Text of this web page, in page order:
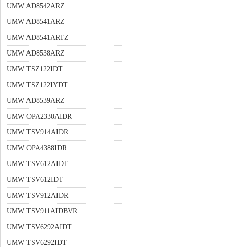
UMW AD8542ARZ
UMW AD8541ARZ
UMW AD8541ARTZ
UMW AD8538ARZ
UMW TSZ122IDT
UMW TSZ122IYDT
UMW AD8539ARZ
UMW OPA2330AIDR
UMW TSV914AIDR
UMW OPA4388IDR
UMW TSV612AIDT
UMW TSV612IDT
UMW TSV912AIDR
UMW TSV911AIDBVR
UMW TSV6292AIDT
UMW TSV6292IDT